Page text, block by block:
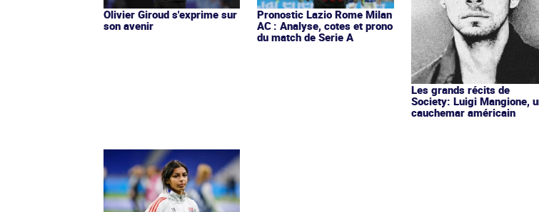
Olivier Giroud s'exprime sur
son avenir
Pronostic Lazio Rome Milan
AC : Analyse, cotes et prono
du match de Serie A
Les grands récits de
Society: Luigi Mangione,
cauchemar américain